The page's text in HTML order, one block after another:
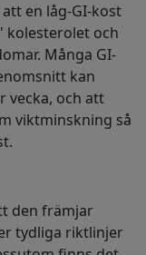
en låg-GI-kost
kolesterolet och
Många GI-
kan
vecka, och att
viktminskning så
den främjar
tydliga riktlinjer